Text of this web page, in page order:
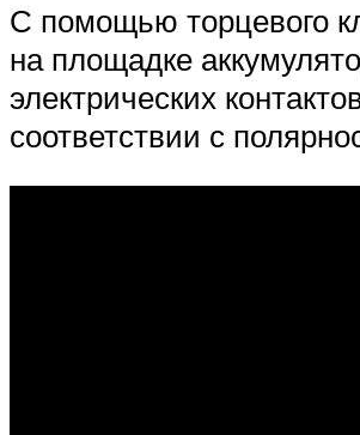
С помощью торцевого
на площадке
электрических
соответствии с